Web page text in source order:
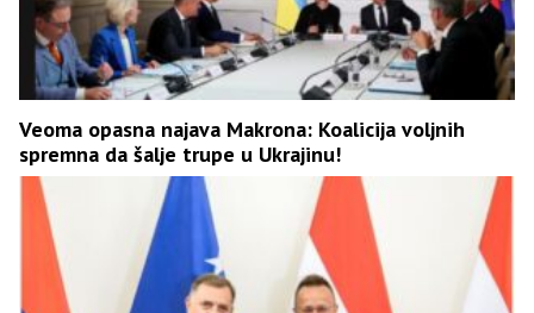
Veoma opasna najava Makrona: Koalicija voljnih
spremna da šalje trupe u Ukrajinu!